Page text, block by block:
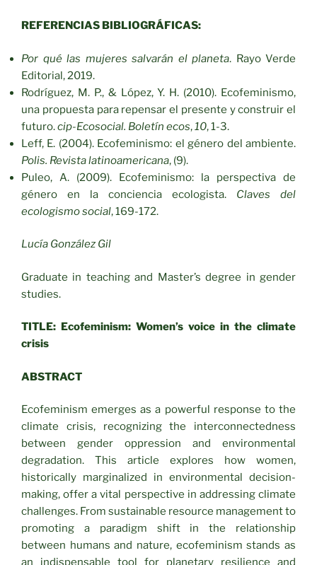
REFERENCIAS BIBLIOGRÁFICAS:
Por qué las mujeres salvarán el planeta. Rayo Verde
Editorial, 2019.
Rodríguez, M. P., & López, Y. H. (2010). Ecofeminismo,
una propuesta para repensar el presente y construir el
futuro.cip-Ecosocial. Boletín ecos,10, 1-3.
Leff, E. (2004). Ecofeminismo: el género del ambiente.
Polis. Revista latinoamericana, (9).
Puleo, A. (2009). Ecofeminismo: la perspectiva de
género en la conciencia ecologista. Claves del
ecologismo social, 169-172.
Lucía González Gil
Graduate in teaching and Master’s degree in gender
studies.
TITLE:
Ecofeminism: Women’s voice in the climate
crisis
ABSTRACT
Ecofeminism emerges as a powerful response to the
climate crisis, recognizing the interconnectedness
between gender oppression and environmental
degradation. This article explores how women,
historically marginalized in environmental decision-
making, offer a vital perspective in addressing climate
challenges. From sustainable resource management to
promoting a paradigm shift in the relationship
between humans and nature, ecofeminism stands as